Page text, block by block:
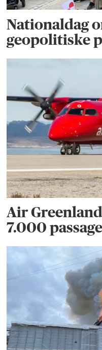
Nationaldag
geopolitiske
Air
7.000